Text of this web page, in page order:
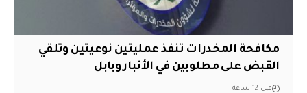
مكافحة المخدرات تنفذ عمليتين نوعيتين وتلقي
القبض على مطلوبين في الأنبار وبابل
قبل 12 ساعة